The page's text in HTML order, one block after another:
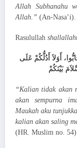
Allah Subhanahu
Allah.” (An-Nasa’i).
Rasulullah
أَوَلاَ أَدُلُّكُمْ عَلَى
بَيْنَكُمْ
“Kalian tidak akan
akan sempurna
Maukah aku
kalian akan saling
(HR. Muslim no. 54)